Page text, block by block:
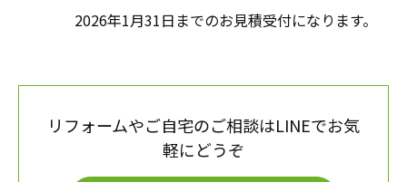
2026年1月31日までのお見積受付になります。
リフォームやご自宅のご相談はLINEでお気
軽にどうぞ